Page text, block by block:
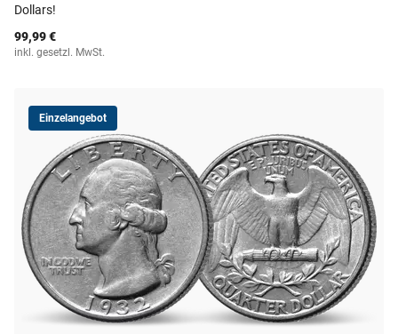
Dollars!
99,99 €
inkl. gesetzl. MwSt.
Einzelangebot